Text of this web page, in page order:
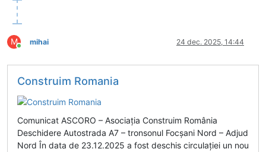
M
Conectat
mihai 24 dec. 2025, 14:44
Construim Romania
Comunicat ASCORO – Asociația Construim România
Deschidere Autostrada A7 – tronsonul Focșani Nord – Adjud
Nord În data de 23.12.2025 a fost deschis circulației un nou